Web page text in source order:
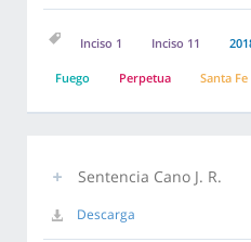
Inciso 1 Inciso 11
Fuego Perpetua Santa Fe
Sentencia Cano J. R.
Descarga